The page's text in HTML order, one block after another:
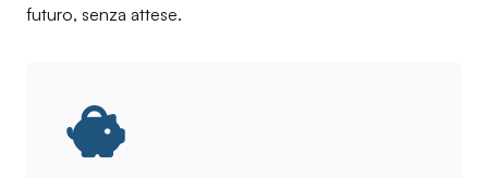
futuro, senza attese.